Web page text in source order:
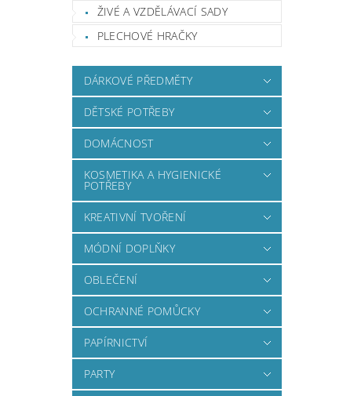
ŽIVÉ A VZDĚLÁVACÍ SADY
PLECHOVÉ HRAČKY
DÁRKOVÉ PŘEDMĚTY
DĚTSKÉ POTŘEBY
DOMÁCNOST
KOSMETIKA A HYGIENICKÉ
POTŘEBY
KREATIVNÍ TVOŘENÍ
MÓDNÍ DOPLŇKY
OBLEČENÍ
OCHRANNÉ POMŮCKY
PAPÍRNICTVÍ
PARTY